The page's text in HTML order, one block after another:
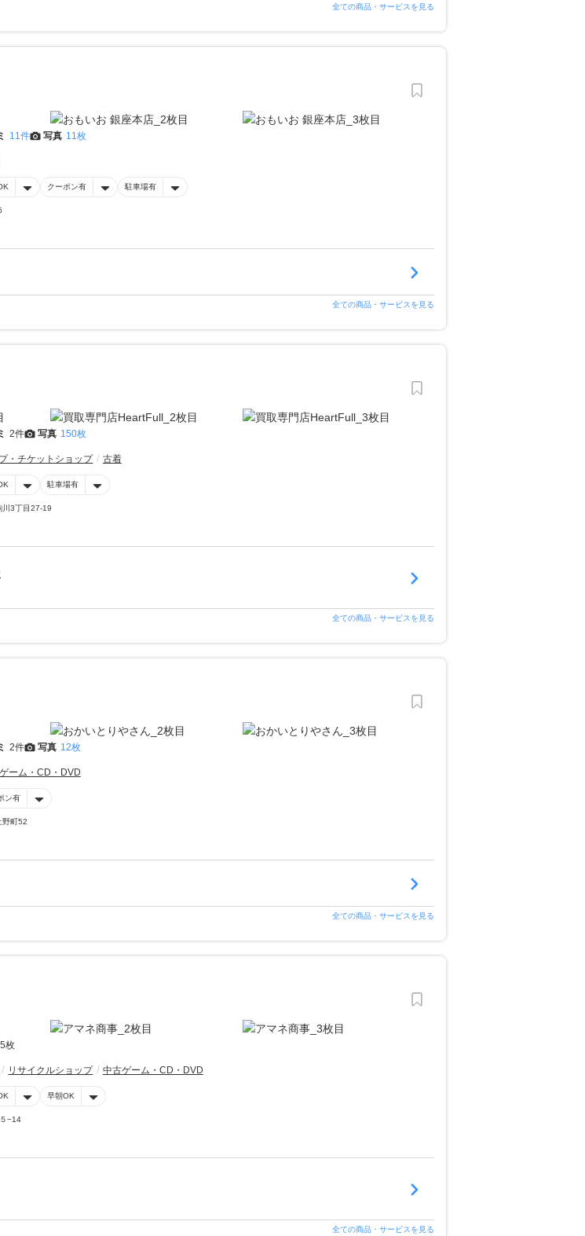
全ての商品・サービスを見る
11件 写真 11枚
クーポン有 駐車場有
全ての商品・サービスを見る
2件 写真 150枚
・チケットショップ 古着
駐車場有
川3丁目27-19
全ての商品・サービスを見る
2件 写真 12枚
ーム・CD・DVD
ン有
野町52
全ての商品・サービスを見る
5枚
リサイクルショップ 中古ゲーム・CD・DVD
早朝OK
−14
全ての商品・サービスを見る